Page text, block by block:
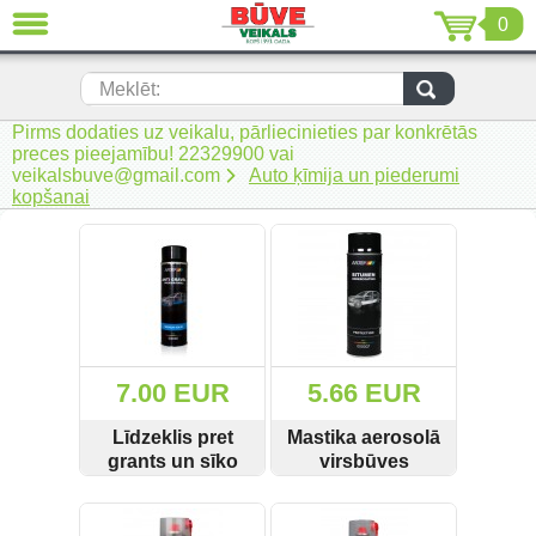
0
Meklēt:
Pirms dodaties uz veikalu, pārliecinieties par konkrētās
preces pieejamību! 22329900 vai
veikalsbuve@gmail.com
Auto ķīmija un piederumi
kopšanai
7.00 EUR
Līdzeklis pret
grants un sīko
triecieniem
SKATĪT PIRKT
5.66 EUR
Mastika aerosolā
virsbūves
bitumena bāzes
SKATĪT PIRKT
AIZVĒRT
Jaunumi (230)
Akumulatora instrumenti (206)
Akumulatoru lādētāji un piederumi
Auto ķīmija un piederumi kopšanai
Auto piederumi (7)
Elektroinstrumenti (69)
Rokas elektroinstrumenti (2)